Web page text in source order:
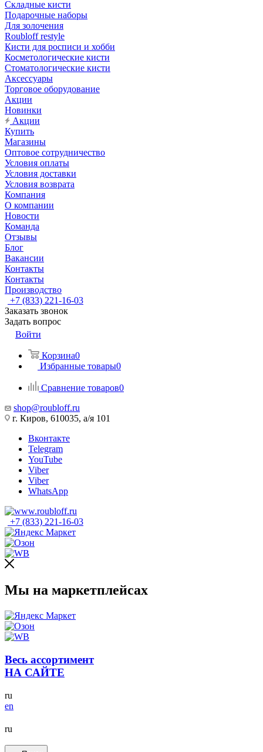
Складные кисти
Подарочные наборы
Для золочения
Roubloff restyle
Кисти для росписи и хобби
Косметологические кисти
Стоматологические кисти
Аксессуары
Торговое оборудование
Акции
Новинки
Акции
Купить
Магазины
Оптовое сотрудничество
Условия оплаты
Условия доставки
Условия возврата
Компания
О компании
Новости
Команда
Отзывы
Блог
Вакансии
Контакты
Контакты
Производство
+7 (833) 221-16-03
Заказать звонок
Задать вопрос
Войти
Корзина0
Избранные товары0
Сравнение товаров0
shop@roubloff.ru
г. Киров, 610035, а/я 101
Вконтакте
Telegram
YouTube
Viber
Viber
WhatsApp
+7 (833) 221-16-03
Мы на маркетплейсах
Весь ассортимент
НА САЙТЕ
ru
en
ru